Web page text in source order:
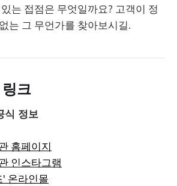
는 접점은 무엇일까요? 고객이 정
는 그 무언가를 찾아보시길.
크
식 정보
홈페이지
인스타그램
온라인몰